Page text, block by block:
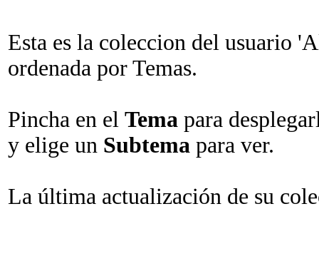
Esta es la coleccion del usuario
ordenada por Temas.
Pincha en el Tema para
y elige un Subtema para ver.
La última actualización de su